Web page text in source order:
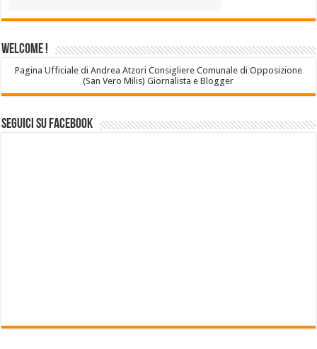
Welcome !
Pagina Ufficiale di Andrea Atzori Consigliere Comunale di Opposizione
(San Vero Milis) Giornalista e Blogger
Seguici su Facebook